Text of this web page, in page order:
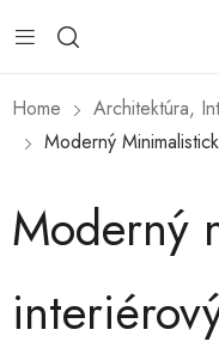
Home
Architektúra,
Moderný
Moderný